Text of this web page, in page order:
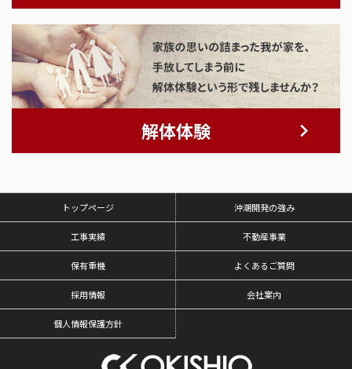
解体体験
トップページ 沖潮開発の強み
工事実績 不動産事業
保有重機 よくあるご質問
採用情報 会社案内
個人情報保護方針